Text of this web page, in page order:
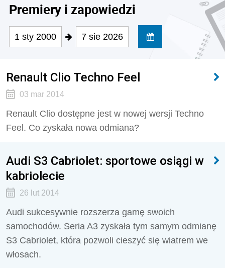
Premiery i zapowiedzi
1 sty 2000 7 sie 2026
Renault Clio Techno Feel
03 mar 2014
Renault Clio dostępne jest w nowej wersji Techno
Feel. Co zyskała nowa odmiana?
Audi S3 Cabriolet: sportowe osiągi w
kabriolecie
26 lut 2014
Audi sukcesywnie rozszerza gamę swoich
samochodów. Seria A3 zyskała tym samym odmianę
S3 Cabriolet, która pozwoli cieszyć się wiatrem we
włosach.